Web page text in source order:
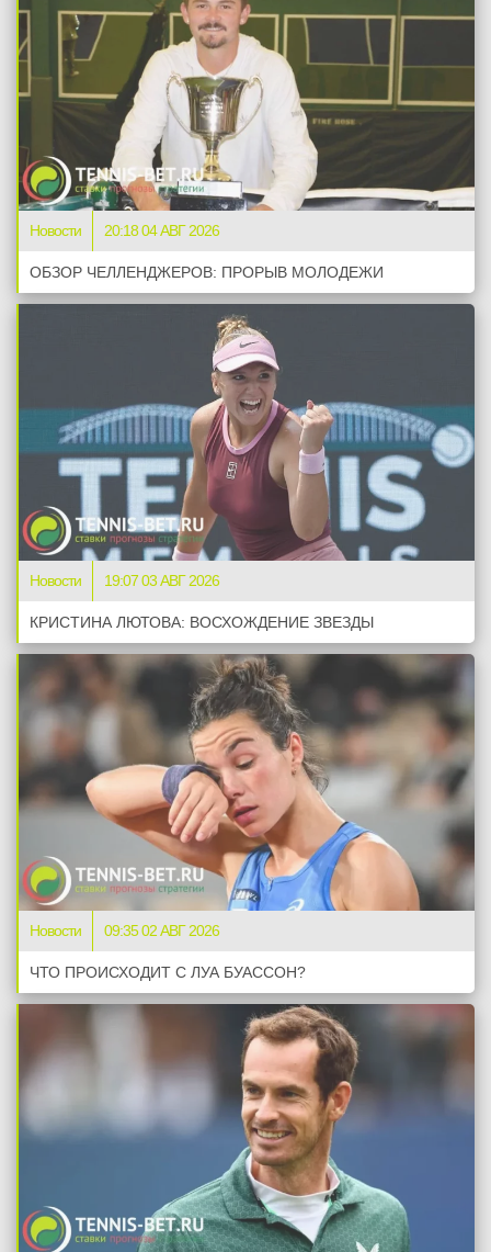
Новости 20:18 04 АВГ 2026
ОБЗОР ЧЕЛЛЕНДЖЕРОВ: ПРОРЫВ МОЛОДЕЖИ
Новости 19:07 03 АВГ 2026
КРИСТИНА ЛЮТОВА: ВОСХОЖДЕНИЕ ЗВЕЗДЫ
Новости 09:35 02 АВГ 2026
ЧТО ПРОИСХОДИТ С ЛУА БУАССОН?